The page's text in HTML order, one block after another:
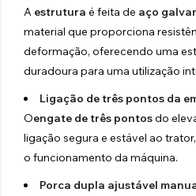
A estrutura é feita de aço
material que proporciona
deformação, oferecendo uma
duradoura para uma utilização
Ligação de três pontos da
Oengate de três pontosdo
ligação segura e estável ao
o funcionamento da máquina.
Porca dupla ajustável